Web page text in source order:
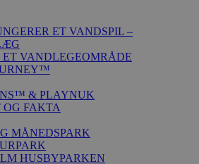
ET VANDSPIL –
ET VANDLEGEOMRÅDE
& PLAYNUK
FAKTA
MÅNEDSPARK
HUSBYPARKEN